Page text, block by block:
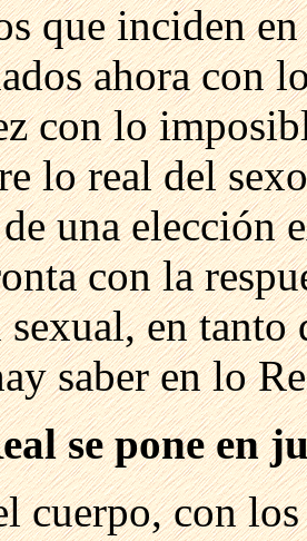
que inciden
ahora con
con lo
lo real del
una elección
con la
en tanto
saber en lo
se pone en
cuerpo, con